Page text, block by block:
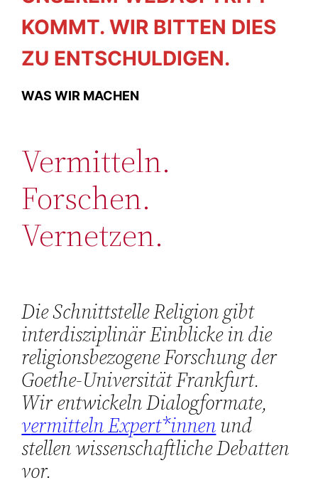
KOMMT. WIR BITTEN DIES
ZU ENTSCHULDIGEN.
WAS WIR MACHEN
Vermitteln.
Forschen.
Vernetzen.
Die Schnittstelle Religion gibt
interdisziplinär Einblicke in die
religionsbezogene Forschung der
Goethe-Universität Frankfurt.
Wir entwickeln Dialogformate,
vermitteln Expert*innenund
stellen wissenschaftliche Debatten
vor.